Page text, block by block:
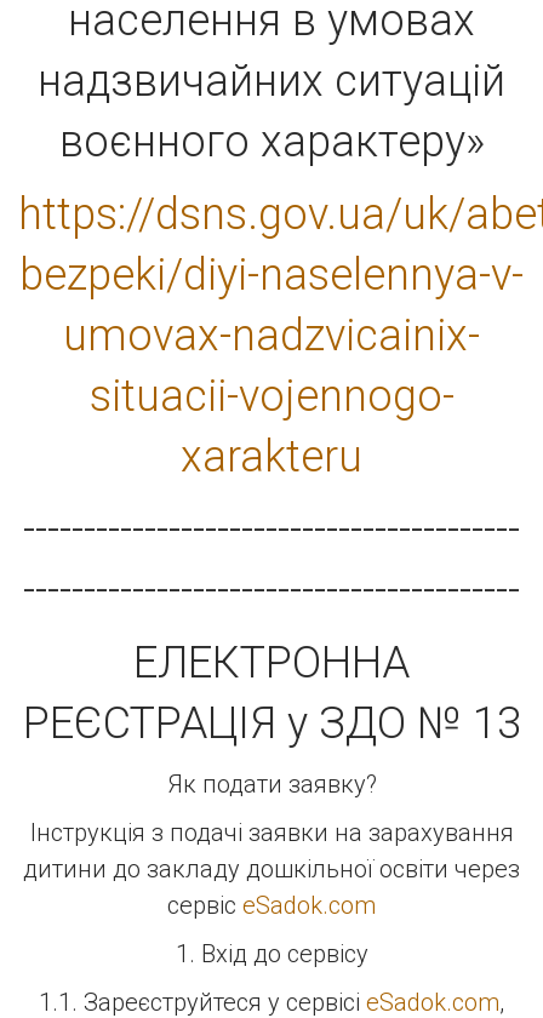
населення в умовах
надзвичайних ситуацій
воєнного характеру»
https://dsns.gov.ua/uk/
bezpeki/diyi-naselennya-v-
umovax-nadzvicainix-
situacii-vojennogo-
xarakteru
-----------------------------------------
-----------------------------------------
ЕЛЕКТРОННА
РЕЄСТРАЦІЯ у ЗДО № 13
Як подати заявку?
Інструкція з подачі заявки на зарахування
дитини до закладу дошкільної освіти через
сервіс eSadok.com
1. Вхід до сервісу
1.1. Зареєструйтеся у сервісі eSadok.com,